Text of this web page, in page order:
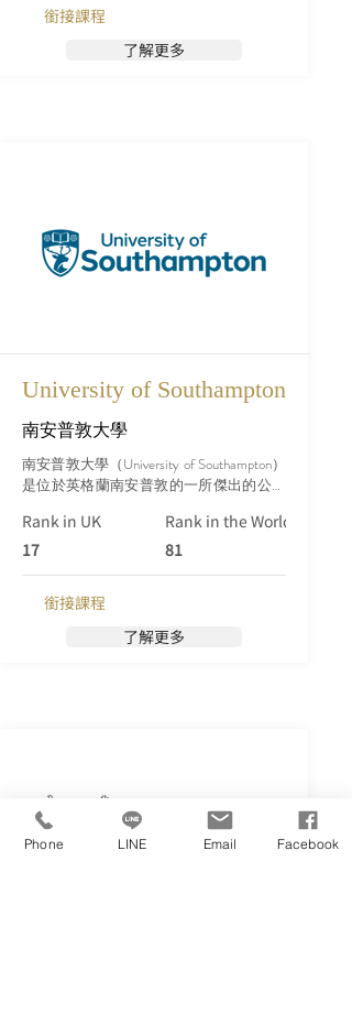
銜接課程
了解更多
University of Southampton
南安普敦大學
南安普敦大學（University of Southampton）
是位於英格蘭南安普敦的一所傑出的公立
1952年獲得大學地位。多年來，南安普敦
大學以學術卓越聞名，持續在英國和全球
Rank in UK
Rank in the World (Qs)
17
81
銜接課程
了解更多
Phone LINE Email Facebook